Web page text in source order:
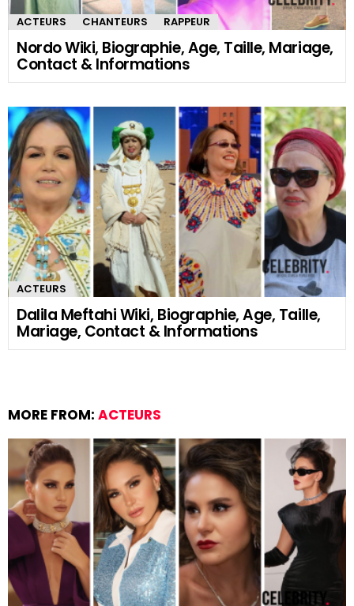
ACTEURS CHANTEURS RAPPEUR
Nordo Wiki, Biographie, Age, Taille, Mariage,
Contact & Informations
ACTEURS
Dalila Meftahi Wiki, Biographie, Age, Taille,
Mariage, Contact & Informations
MORE FROM: ACTEURS